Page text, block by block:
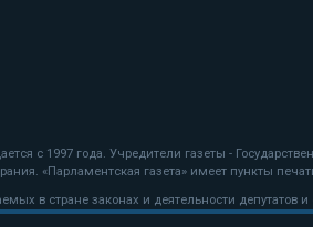
с 1997 года. Учредители газеты -
«Парламентская газета» имеет пункты
в стране законах и деятельности депутатов